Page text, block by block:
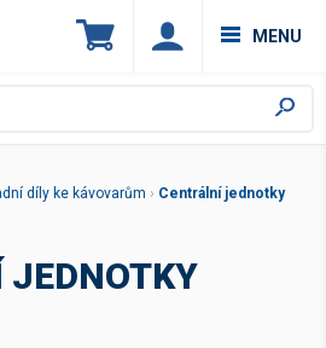
MENU
díly ke kávovarům › Centrální jednotky